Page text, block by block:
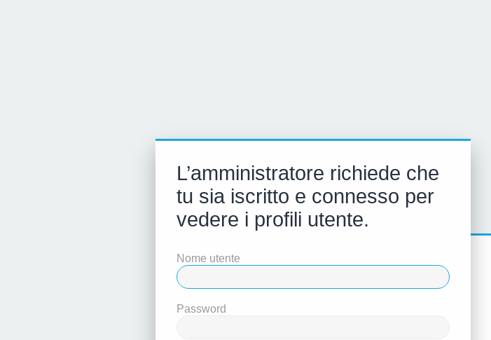
L’amministratore richiede che
tu sia iscritto e connesso per
vedere i profili utente.
Nome utente
Password